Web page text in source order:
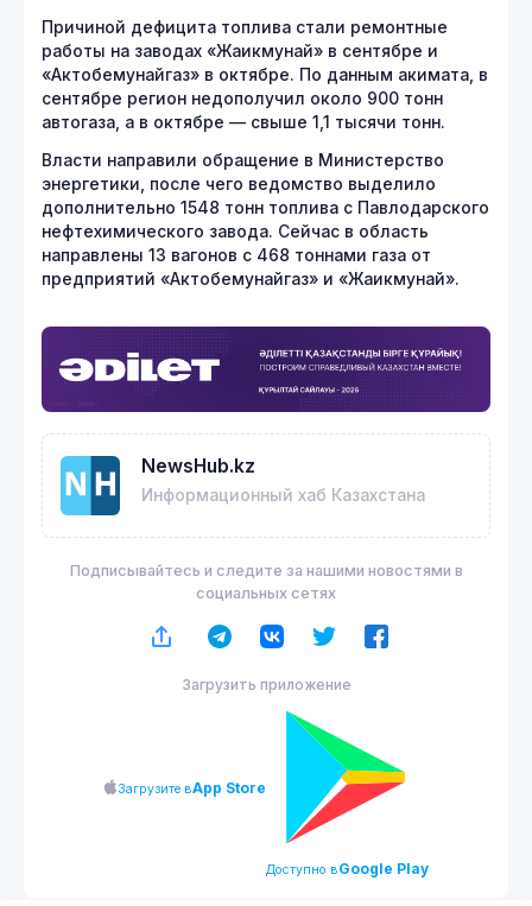
Причиной дефицита топлива стали ремонтные
работы на заводах «Жаикмунай» в сентябре и
«Актобемунайгаз» в октябре. По данным акимата, в
сентябре регион недополучил около 900 тонн
автогаза, а в октябре — свыше 1,1 тысячи тонн.
Власти направили обращение в Министерство
энергетики, после чего ведомство выделило
дополнительно 1548 тонн топлива с Павлодарского
нефтехимического завода. Сейчас в область
направлены 13 вагонов с 468 тоннами газа от
предприятий «Актобемунайгаз» и «Жаикмунай».
NewsHub.kz
Информационный хаб Казахстана
Подписывайтесь и следите за нашими новостями в
социальных сетях
Загрузить приложение
Загрузите вApp Store
Доступно вGoogle Play